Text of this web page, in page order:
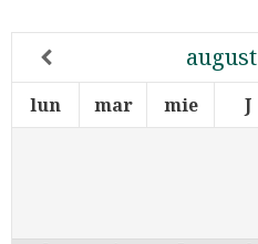
august
lun mar mie J